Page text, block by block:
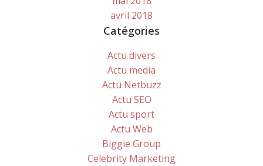
avril 2018
Catégories
Actu divers
Actu media
Actu Netbuzz
Actu SEO
Actu sport
Actu Web
Biggie Group
Celebrity Marketing